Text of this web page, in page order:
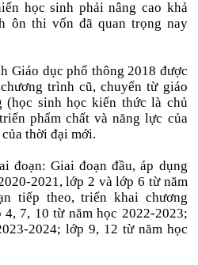
học sinh phải nâng cao khả
ôn thi vốn đã quan trọng nay
Giáo dục phổ thông 2018 được
trình cũ, chuyển từ giáo
(học sinh học kiến thức là chủ
phẩm chất và năng lực của
thời đại mới.
đoạn: Giai đoạn đầu, áp dụng
2021, lớp 2 và lớp 6 từ năm
tiếp theo, triển khai chương
7, 10 từ năm học 2022-2023;
2024; lớp 9, 12 từ năm học